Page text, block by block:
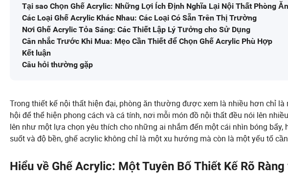
Tại sao Chọn Ghế Acrylic: Những Lợi Ích Định Nghĩa Lại Nội Thất Phòng Ăn
Các Loại Ghế Acrylic Khác Nhau: Các Loại Có Sẵn Trên Thị Trường
Nơi Ghế Acrylic Tỏa Sáng: Các Thiết Lập Lý Tưởng cho Sử Dụng
Cân nhắc Trước Khi Mua: Mẹo Cần Thiết để Chọn Ghế Acrylic Phù Hợp
Kết luận
Câu hỏi thường gặp
Trong thiết kế nội thất hiện đại, phòng ăn thường được xem là nhiều hơn chỉ
hội để thể hiện phong cách và cá tính, nơi mỗi món đồ nội thất đều nói lên
lên như một lựa chọn yêu thích cho những ai nhắm đến một cái nhìn bóng
suốt và độ bền, ghế acrylic không chỉ là một xu hướng mà còn là một yếu tố
Hiểu về Ghế Acrylic: Một Tuyên Bố Thiết Kế Rõ